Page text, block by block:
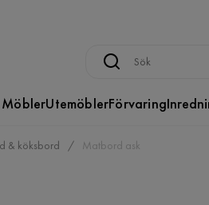
MöblerUtemöblerFörvaring
& köksbord Matbord ask